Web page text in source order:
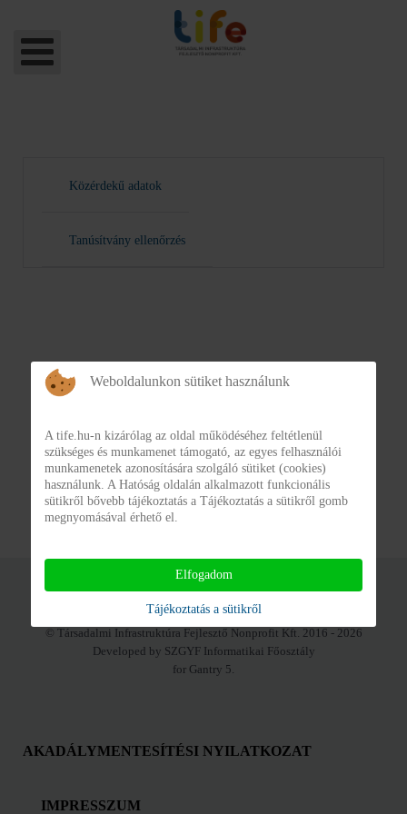
Közérdekű adatok
Tanúsítvány ellenőrzés
Hírek
Címlap
© Társadalmi Infrastruktúra Fejlesztő Nonprofit Kft. 2016 - 2026
Developed by SZGYF Informatikai Főosztály
for Gantry 5.
AKADÁLYMENTESÍTÉSI NYILATKOZAT
IMPRESSZUM
Weboldalunkon sütiket használunk
A tife.hu-n kizárólag az oldal működéséhez feltétlenül
szükséges és munkamenet támogató, az egyes felhasználói
munkamenetek azonosítására szolgáló sütiket (cookies)
használunk. A Hatóság oldalán alkalmazott funkcionális
sütikről bővebb tájékoztatás a Tájékoztatás a sütikről gomb
megnyomásával érhető el.
Elfogadom
Tájékoztatás a sütikről